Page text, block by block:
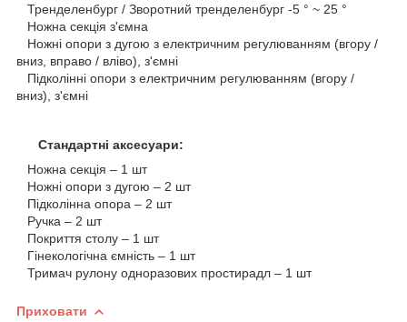
Тренделенбург / Зворотний тренделенбург -5 ° ~ 25 °
Ножна секція з'ємна
Ножні опори з дугою з електричним регулюванням (вгору /
вниз, вправо / вліво), з'ємні
Підколінні опори з електричним регулюванням (вгору /
вниз), з'ємні
Стандартні аксесуари:
Ножна секція – 1 шт
Ножні опори з дугою – 2 шт
Підколінна опора – 2 шт
Ручка – 2 шт
Покриття столу – 1 шт
Гінекологічна ємність – 1 шт
Тримач рулону одноразових простирадл – 1 шт
Приховати